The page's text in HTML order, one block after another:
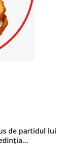
de partidul lui